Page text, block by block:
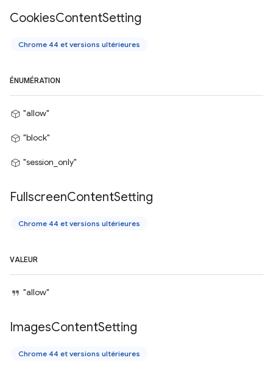
CookiesContentSetting
Chrome 44 et versions ultérieures
ÉNUMÉRATION
"allow"
"block"
"session_only"
FullscreenContentSetting
Chrome 44 et versions ultérieures
VALEUR
"allow"
ImagesContentSetting
Chrome 44 et versions ultérieures